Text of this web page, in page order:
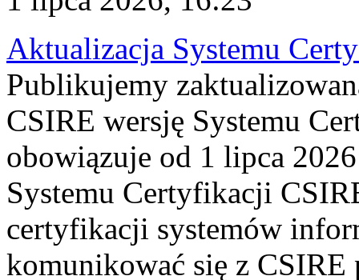
Aktualizacja Systemu
Publikujemy
CSIRE wersję Systemu
obowiązuje od 1 lipca
Systemu Certyfikacji
certyfikacji systemów
komunikować się z